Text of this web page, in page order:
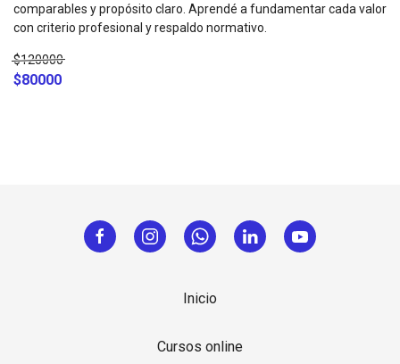
comparables y propósito claro. Aprendé a fundamentar cada valor
con criterio profesional y respaldo normativo.
$120000
$80000
Inicio
Cursos online